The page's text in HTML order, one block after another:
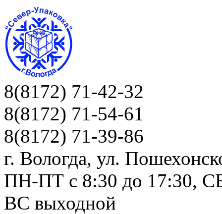
8(8172) 71-42-32
8(8172) 71-54-61
8(8172) 71-39-86
г. Вологда, ул.
ПН-ПТ c 8:30 до 17:30,
ВС выходной